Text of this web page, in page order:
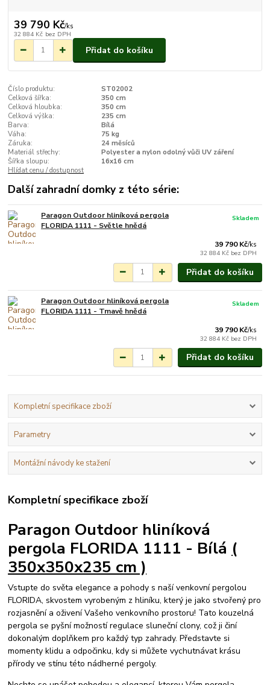
39 790 Kč/ks
32 884 Kč bez DPH
Přidat do košíku
Číslo produktu:
ST02002
Celková šířka:
350 cm
Celková hloubka:
350 cm
Celková výška:
235 cm
Barva:
Bílá
Váha:
75 kg
Záruka:
24 měsíců
Materiál střechy:
Polyester a nylon odolný vůči UV záření
Šířka sloupu:
16x16 cm
Hlídat cenu / dostupnost
Další zahradní domky z této série:
Paragon Outdoor hliníková pergola
FLORIDA 1111 - Světle hnědá
39 790 Kč/ks
32 884 Kč bez DPH
Skladem
Přidat do košíku
Paragon Outdoor hliníková pergola
FLORIDA 1111 - Tmavě hnědá
39 790 Kč/ks
32 884 Kč bez DPH
Skladem
Přidat do košíku
Kompletní specifikace zboží
Parametry
Montážní návody ke stažení
Kompletní specifikace zboží
Paragon Outdoor hliníková
pergola FLORIDA 1111 - Bílá (
350x350x235 cm )
Vstupte do světa elegance a pohody s naší venkovní pergolou
FLORIDA, skvostem vyrobeným z hliníku, který je jako stvořený pro
rozjasnění a oživení Vašeho venkovního prostoru! Tato kouzelná
pergola se pyšní možností regulace sluneční clony, což ji činí
dokonalým doplňkem pro každý typ zahrady. Představte si
momenty klidu a odpočinku, kdy si můžete vychutnávat krásu
přírody ve stínu této nádherné pergoly.